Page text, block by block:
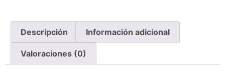
Descripción Información adicional
Valoraciones (0)